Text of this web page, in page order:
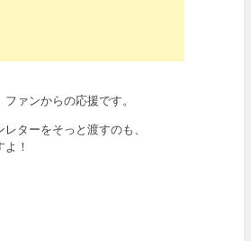
ァンからの応援です。
ターをそっと渡すのも、
！